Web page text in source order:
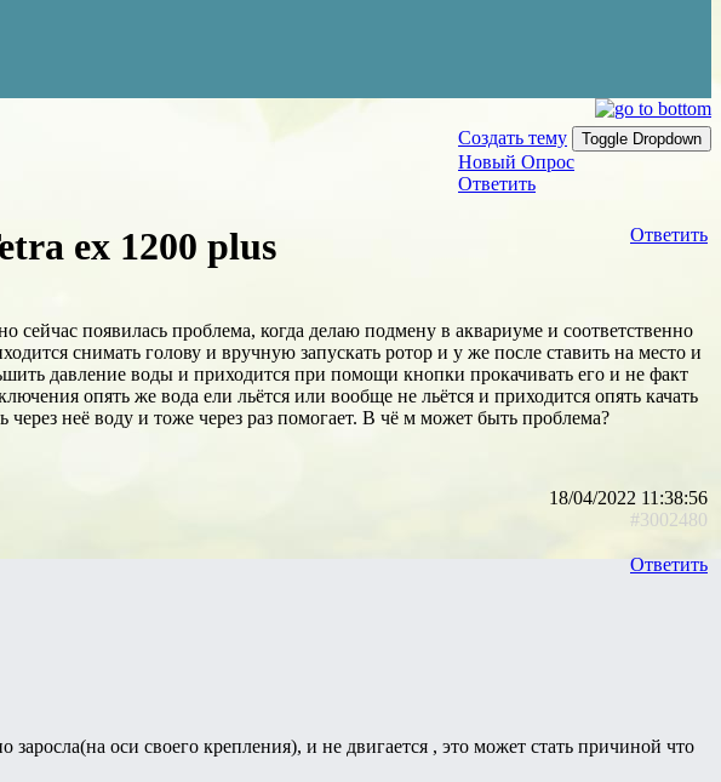
Создать тему
Toggle Dropdown
Новый Опрос
Ответить
Ответить
ex 1200 plus
появилась проблема, когда делаю подмену в аквариуме и соответственно
снимать голову и вручную запускать ротор и у же после ставить на место и
давление воды и приходится при помощи кнопки прокачивать его и не факт
опять же вода ели льётся или вообще не льётся и приходится опять качать
неё воду и тоже через раз помогает. В чё м может быть проблема?
18/04/2022 11:38:56
#3002480
Ответить
оси своего крепления), и не двигается , это может стать причиной что